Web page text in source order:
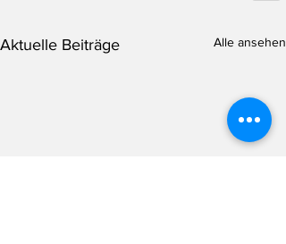
Aktuelle Beiträge Alle ansehen